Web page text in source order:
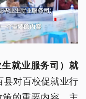
就业服务司 ）就
县对百校促就业行
的重要内容。主